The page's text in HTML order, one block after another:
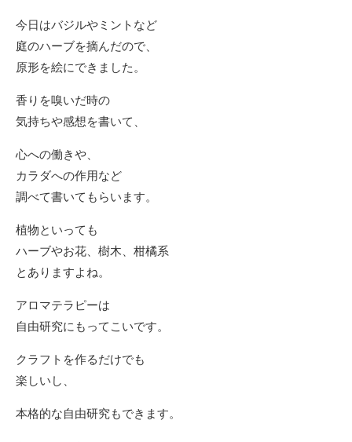
今日はバジルやミントなど
庭のハーブを摘んだので、
原形を絵にできました。
香りを嗅いだ時の
気持ちや感想を書いて、
心への働きや、
カラダへの作用など
調べて書いてもらいます。
植物といっても
ハーブやお花、樹木、柑橘系
とありますよね。
アロマテラピーは
自由研究にもってこいです。
クラフトを作るだけでも
楽しいし、
本格的な自由研究もできます。